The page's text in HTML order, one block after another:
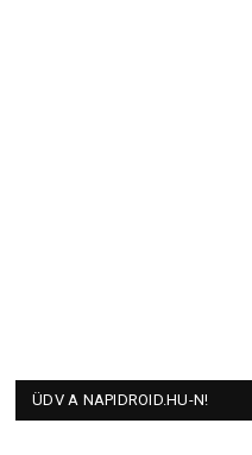
ÜDV A NAPIDROID.HU-N!